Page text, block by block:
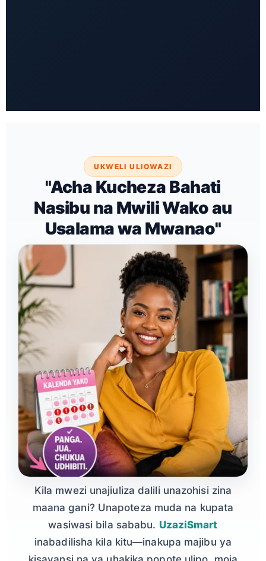
UKWELI ULIOWAZI
"Acha Kucheza Bahati
Nasibu na Mwili Wako au
Usalama wa Mwanao"
Kila mwezi unajiuliza dalili unazohisi zina
maana gani? Unapoteza muda na kupata
wasiwasi bila sababu. UzaziSmart
inabadilisha kila kitu—inakupa majibu ya